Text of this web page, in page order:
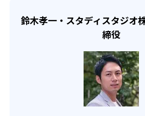
宿題の量や進め方に関しては、いつで
鈴木孝一・スタディスタジオ
締役